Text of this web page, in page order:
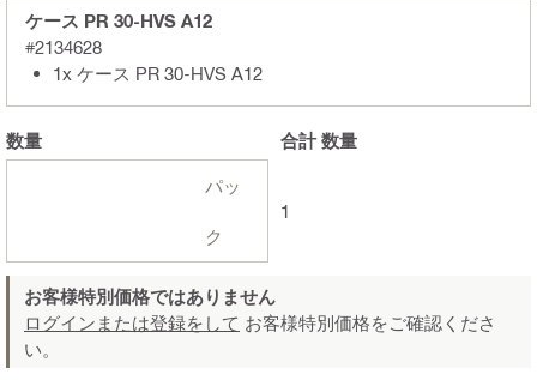
ケース PR 30-HVS A12
#2134628
1x ケース PR 30-HVS A12
数量
パッ
ク
合計数量
1
お客様特別価格ではありません
ログインまたは登録をして お客様特別価格をご確認くださ
い。